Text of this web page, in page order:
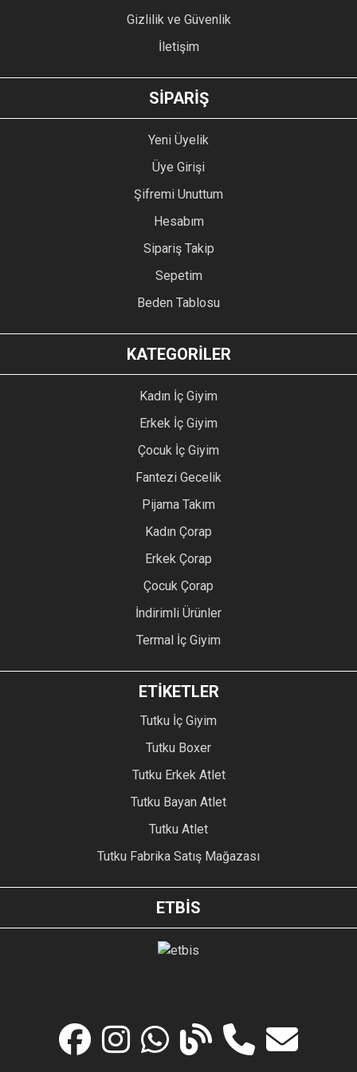
GÖNDER
Gizlilik ve Güvenlik
İletişim
SİPARİŞ
Yeni Üyelik
Üye Girişi
Şifremi Unuttum
Hesabım
Sipariş Takip
Sepetim
Beden Tablosu
KATEGORİLER
Kadın İç Giyim
Erkek İç Giyim
Çocuk İç Giyim
Fantezi Gecelik
Pijama Takım
Kadın Çorap
Erkek Çorap
Çocuk Çorap
İndirimli Ürünler
Termal İç Giyim
ETİKETLER
Tutku İç Giyim
Tutku Boxer
Tutku Erkek Atlet
Tutku Bayan Atlet
Tutku Atlet
Tutku Fabrika Satış Mağazası
ETBİS